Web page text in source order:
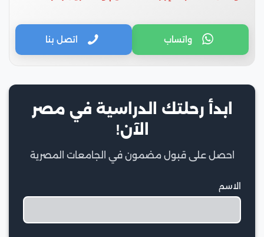
واتساب اتصل بنا
ابدأ رحلتك الدراسية في مصر
الآن!
احصل على قبول مضمون في الجامعات المصرية
الاسم